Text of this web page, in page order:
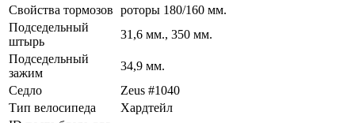
Свойства тормозов роторы 180/160 мм.
Подседельный
штырь
31,6 мм., 350 мм.
Подседельный
зажим
34,9 мм.
Седло
Zeus #1040
Тип велосипеда
Хардтейл